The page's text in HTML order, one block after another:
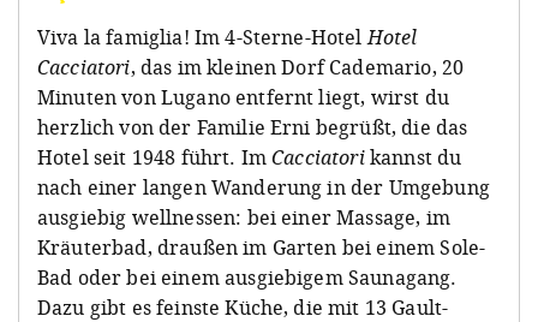
Viva la famiglia! Im 4-Sterne-HotelHotel
Cacciatori, das im kleinen Dorf Cademario, 20
Minuten von Lugano entfernt liegt, wirst du
herzlich von der Familie Erni begrüßt, die das
Hotel seit 1948 führt. ImCacciatorikannst du
nach einer langen Wanderung in der Umgebung
ausgiebig wellnessen: bei einer Massage, im
Kräuterbad, draußen im Garten bei einem Sole-
Bad oder bei einem ausgiebigem Saunagang.
Dazu gibt es feinste Küche, die mit 13 Gault-